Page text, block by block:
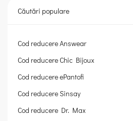
Căutări populare
Cod reducere Answear
Cod reducere Chic Bijoux
Cod reducere ePantofi
Cod reducere Sinsay
Cod reducere Dr. Max